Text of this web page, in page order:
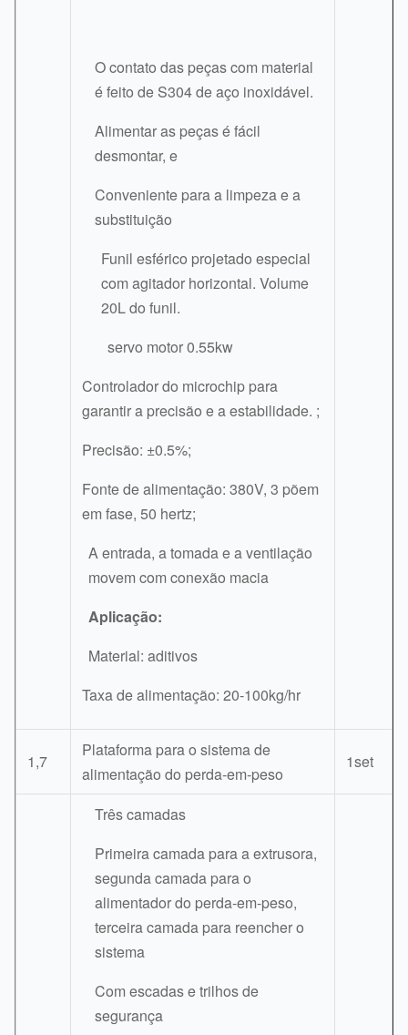
O contato das peças com material
é feito de S304 de aço inoxidável.
Alimentar as peças é fácil
desmontar, e
Conveniente para a limpeza e a
substituição
Funil esférico projetado especial
com agitador horizontal. Volume
20L do funil.
servo motor 0.55kw
Controlador do microchip para
garantir a precisão e a estabilidade. ;
Precisão: ±0.5%;
Fonte de alimentação: 380V, 3 põem
em fase, 50 hertz;
A entrada, a tomada e a ventilação
movem com conexão macia
Aplicação:
Material: aditivos
Taxa de alimentação: 20-100kg/hr
1,7
Plataforma para o sistema de
alimentação do perda-em-peso
1set
Três camadas
Primeira camada para a extrusora,
segunda camada para o
alimentador do perda-em-peso,
terceira camada para reencher o
sistema
Com escadas e trilhos de
segurança